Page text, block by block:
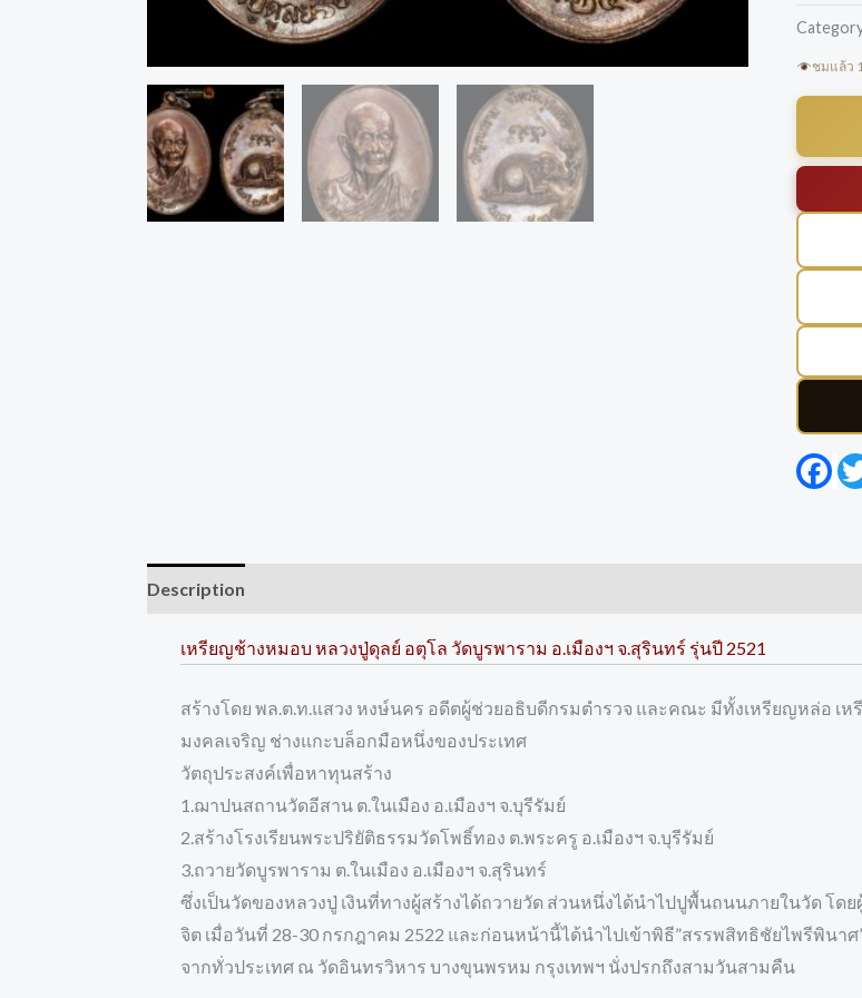
ชมแล้ว
Description
เหรียญช้างหมอบ หลวงปู่ดุลย์ อตุโล วัดบูรพาราม อ.เมืองฯ จ.สุรินทร์ รุ่นปี 2521
สร้างโดย พล.ต.ท.แสวง หงษ์นคร อดีตผู้ช่วยอธิบดีกรมตำรวจ และคณะ มีทั้งเหรียญหล่อ เ
มงคลเจริญ ช่างแกะบล็อกมือหนึ่งของประเทศ
วัตถุประสงค์เพื่อหาทุนสร้าง
1.ฌาปนสถานวัดอีสาน ต.ในเมือง อ.เมืองฯ จ.บุรีรัมย์
2.สร้างโรงเรียนพระปริยัติธรรมวัดโพธิ์ทอง ต.พระครู อ.เมืองฯ จ.บุรีรัมย์
3.ถวายวัดบูรพาราม ต.ในเมือง อ.เมืองฯ จ.สุรินทร์
ซึ่งเป็นวัดของหลวงปู่ เงินที่ทางผู้สร้างได้ถวายวัด ส่วนหนึ่งได้นำไปปูพื้นถนนภายในวัด โ
จิต เมื่อวันที่ 28-30 กรกฎาคม 2522 และก่อนหน้านี้ได้นำไปเข้าพิธี”สรรพสิทธิชัยไพรีพิน
จากทั่วประเทศ ณ วัดอินทรวิหาร บางขุนพรหม กรุงเทพฯ นั่งปรกถึงสามวันสามคืน